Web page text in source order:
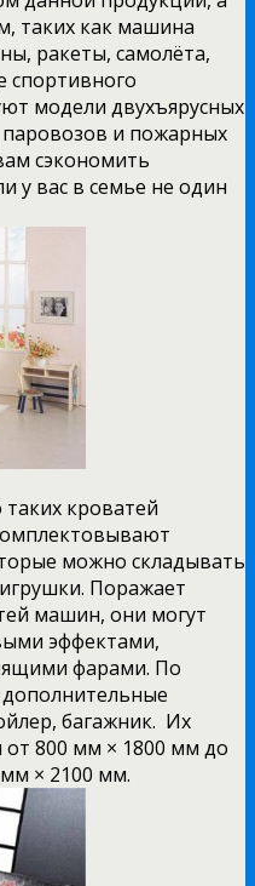
таких как машина
ракеты, самолёта,
спортивного
модели двухъярусных
паровозов и пожарных
сэкономить
у вас в семье не один
кроватей
можно складывать
Поражает
машин, они могут
эффектами,
фарами. По
багажник. Их
800 мм × 1800 мм до
× 2100 мм.